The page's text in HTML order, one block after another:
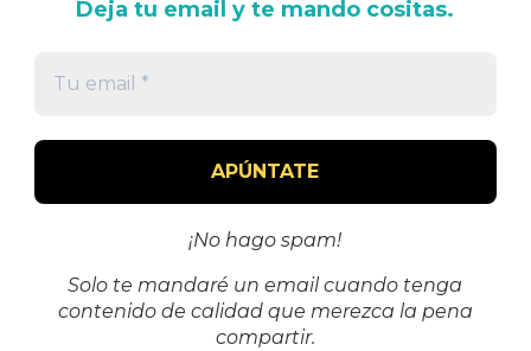
Deja tu email y te mando cositas.
¡No hago spam!
Solo te mandaré un email cuando tenga
contenido de calidad que merezca la pena
compartir.